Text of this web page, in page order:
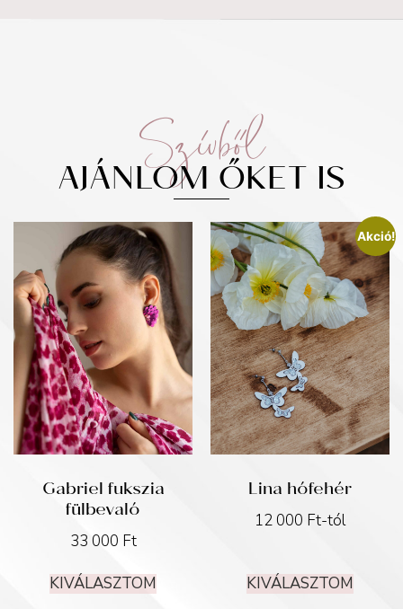
Szívből
AJÁNLOM ŐKET IS
Gabriel fukszia
fülbevaló
33 000 Ft
KIVÁLASZTOM
Akció!
Lina hófehér
12 000 Ft-tól
KIVÁLASZTOM